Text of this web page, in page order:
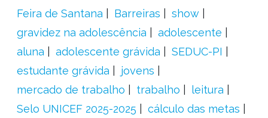
Feira de Santana
Barreiras
show
gravidez na adolescência
adolescente
aluna
adolescente grávida
SEDUC-PI
estudante grávida
jovens
mercado de trabalho
trabalho
leitura
Selo UNICEF 2025-2025
cálculo das metas